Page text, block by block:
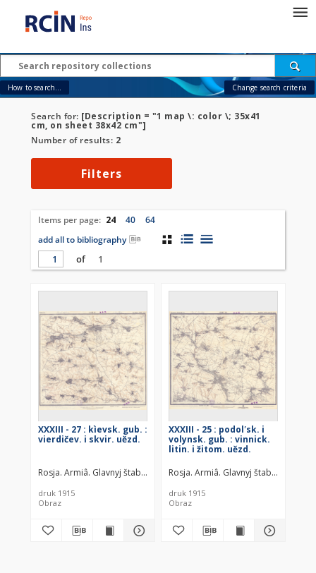
How to search... Change search criteria
Search for: [Description = "1 map \: color \; 35x41
cm, on sheet 38x42 cm"]
Number of results: 2
Filters
Items per page: 24 40
64
add all to bibliography
of
1
XXXIII - 27 : kìevsk. gub. :
vierdičev. i skvir. uězd.
Rosja. Armiâ. Glavnyj štab. Voenno-topografičeskij otdel Rosja.
druk 1915
Obraz
XXXIII - 25 : podolʹsk. i
volynsk. gub. : vinnick.
litin. i žitom. uězd.
Rosja. Armiâ. Glavnyj štab.
druk 1915
Obraz